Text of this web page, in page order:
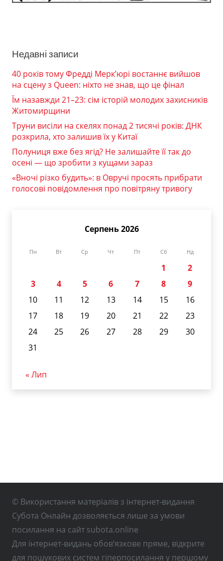
Недавні записи
40 років тому Фредді Мерк’юрі востаннє вийшов
на сцену з Queen: ніхто не знав, що це фінал
Їм назавжди 21–23: сім історій молодих захисників
Житомирщини
Труни висіли на скелях понад 2 тисячі років: ДНК
розкрила, хто залишив їх у Китаї
Полуниця вже без ягід? Не залишайте її так до
осені — що зробити з кущами зараз
«Вночі різко будить»: в Овручі просять прибрати
голосові повідомлення про повітряну тривогу
Серпень 2026
Пн Вт Ср Чт Пт Сб Нд
1
2
3
4 5 6 7 8
9
10
11 12 13 14 15
16
17
18 19 20 21 22
23
24
25 26 27 28 29
30
31
« Лип
© Використання матеріалів з інтернет-видання
Субота Онлайн дозволяється лише за умови
посилання на сайт subota.online
Для інтернет-видань обов’язкове пряме, відкрите
для пошукових систем гіперпосилання у першому